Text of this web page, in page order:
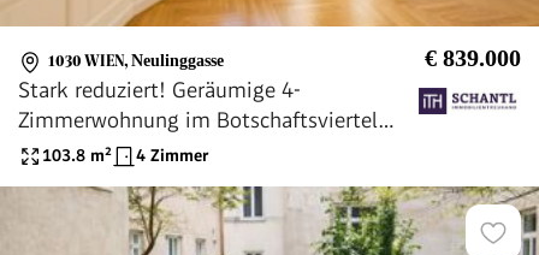
1030 WIEN, Neulinggasse € 839.000
Stark reduziert! Geräumige 4-
Zimmerwohnung im Botschaftsviertel
neben Arenbergpark + Traumhaft schönes
Klassische Altbauwohnung
103.8 m² 4 Zimmer